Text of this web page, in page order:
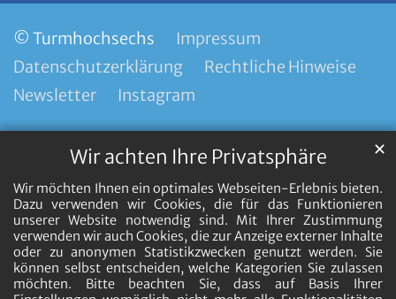
Wir achten Ihre Privatsphäre
Wir möchten Ihnen ein optimales Webseiten-Erlebnis bieten.
Dazu verwenden wir Cookies, die für das Funktionieren
unserer Website notwendig sind. Mit Ihrer Zustimmung
verwenden wir auch Cookies, die zur Anzeige externer Inhalte
oder zu anonymen Statistikzwecken genutzt werden. Sie
können selbst entscheiden, welche Kategorien Sie zulassen
möchten. Bitte beachten Sie, dass auf Basis Ihrer
✕
© Turmhochsechs
Impressum
Datenschutzerklärung
Rechtliche Hinweise
Newsletter
Instagram